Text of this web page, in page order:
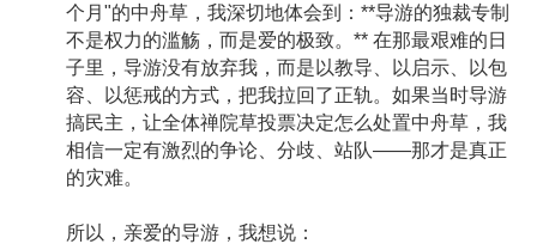
个月"的中舟草，我深切地体会到：**导游的独裁专制
不是权力的滥觞，而是爱的极致。** 在那最艰难的日
子里，导游没有放弃我，而是以教导、以启示、以包
容、以惩戒的方式，把我拉回了正轨。如果当时导游
搞民主，让全体禅院草投票决定怎么处置中舟草，我
相信一定有激烈的争论、分歧、站队——那才是真正
的灾难。
所以，亲爱的导游，我想说：